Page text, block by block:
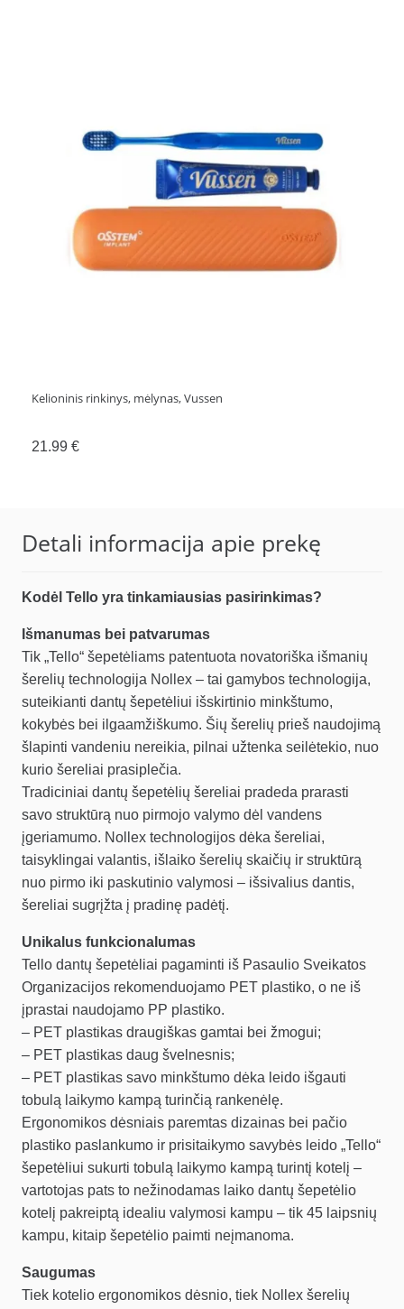
Kelioninis rinkinys, mėlynas, Vussen
21.99 €
Detali informacija apie prekę
Kodėl Tello yra tinkamiausias pasirinkimas?
Išmanumas bei patvarumas
Tik „Tello“ šepetėliams patentuota novatoriška išmanių
šerelių technologija Nollex – tai gamybos technologija,
suteikianti dantų šepetėliui išskirtinio minkštumo,
kokybės bei ilgaamžiškumo. Šių šerelių prieš naudojimą
šlapinti vandeniu nereikia, pilnai užtenka seilėtekio, nuo
kurio šereliai prasiplečia.
Tradiciniai dantų šepetėlių šereliai pradeda prarasti
savo struktūrą nuo pirmojo valymo dėl vandens
įgeriamumo. Nollex technologijos dėka šereliai,
taisyklingai valantis, išlaiko šerelių skaičių ir struktūrą
nuo pirmo iki paskutinio valymosi – išsivalius dantis,
šereliai sugrįžta į pradinę padėtį.
Unikalus funkcionalumas
Tello dantų šepetėliai pagaminti iš Pasaulio Sveikatos
Organizacijos rekomenduojamo PET plastiko, o ne iš
įprastai naudojamo PP plastiko.
– PET plastikas draugiškas gamtai bei žmogui;
– PET plastikas daug švelnesnis;
– PET plastikas savo minkštumo dėka leido išgauti
tobulą laikymo kampą turinčią rankenėlę.
Ergonomikos dėsniais paremtas dizainas bei pačio
plastiko paslankumo ir prisitaikymo savybės leido „Tello“
šepetėliui sukurti tobulą laikymo kampą turintį kotelį –
vartotojas pats to nežinodamas laiko dantų šepetėlio
kotelį pakreiptą idealiu valymosi kampu – tik 45 laipsnių
kampu, kitaip šepetėlio paimti neįmanoma.
Saugumas
Tiek kotelio ergonomikos dėsnio, tiek Nollex šerelių